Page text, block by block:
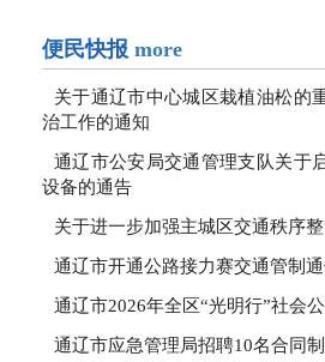
便民快报 more
关于通辽市中心城区栽植油松的
治工作的通知
通辽市公安局交通管理支队关于
设备的通告
关于进一步加强主城区交通秩序
通辽市开通公路接力赛交通管制
通辽市2026年全区“光明行”社会
通辽市应急管理局招聘10名合同